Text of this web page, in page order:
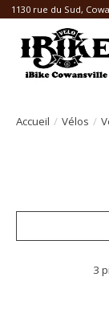
1130 rue du Sud,
Accueil / Vélos /
3